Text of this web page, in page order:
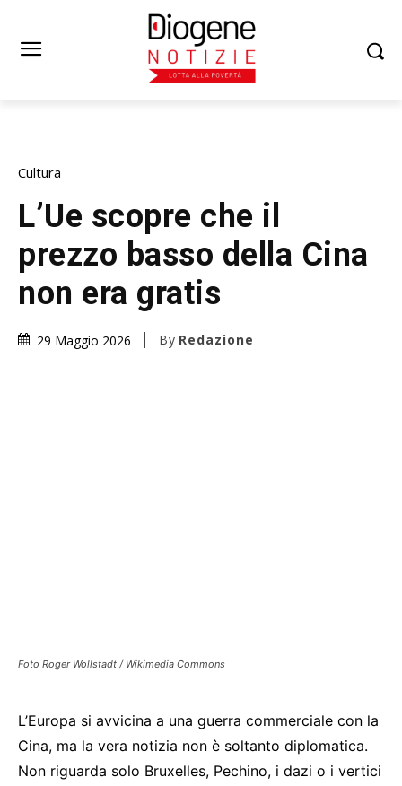
Cultura
L’Ue scopre che il
prezzo basso della Cina
non era gratis
29 Maggio 2026 By Redazione
Foto Roger Wollstadt / Wikimedia Commons
L’Europa si avvicina a una guerra commerciale con la
Cina, ma la vera notizia non è soltanto diplomatica.
Non riguarda solo Bruxelles, Pechino, i dazi o i vertici